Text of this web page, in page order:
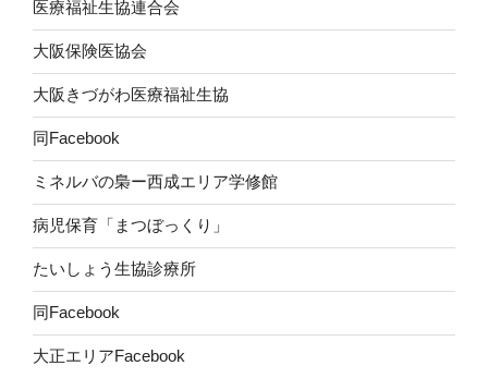
医療福祉生協連合会
大阪保険医協会
大阪きづがわ医療福祉生協
同Facebook
ミネルバの梟ー西成エリア学修館
病児保育「まつぼっくり」
たいしょう生協診療所
同Facebook
大正エリアFacebook